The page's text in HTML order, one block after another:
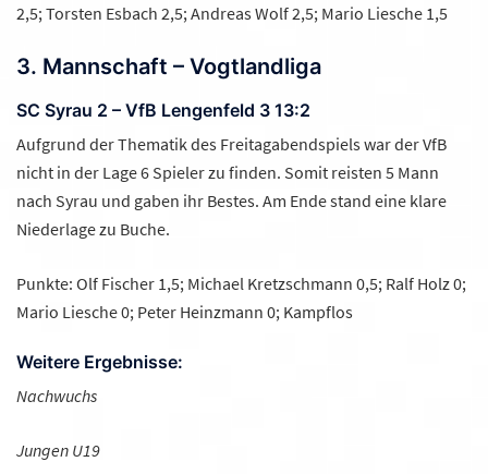
2,5; Torsten Esbach 2,5; Andreas Wolf 2,5; Mario Liesche 1,5
3. Mannschaft – Vogtlandliga
SC Syrau 2 – VfB Lengenfeld 3 13:2
Aufgrund der Thematik des Freitagabendspiels war der VfB
nicht in der Lage 6 Spieler zu finden. Somit reisten 5 Mann
nach Syrau und gaben ihr Bestes. Am Ende stand eine klare
Niederlage zu Buche.
Punkte: Olf Fischer 1,5; Michael Kretzschmann 0,5; Ralf Holz 0;
Mario Liesche 0; Peter Heinzmann 0; Kampflos
Weitere Ergebnisse:
Nachwuchs
Jungen U19